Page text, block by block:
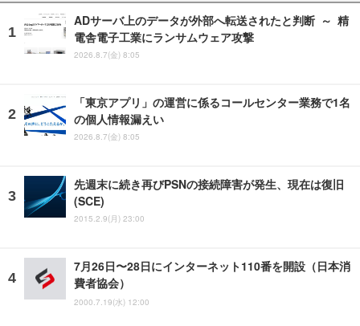
ADサーバ上のデータが外部へ転送されたと判断 ～ 精
電舎電子工業にランサムウェア攻撃
2026.8.7(金) 8:05
「東京アプリ」の運営に係るコールセンター業務で1名
の個人情報漏えい
2026.8.7(金) 8:05
先週末に続き再びPSNの接続障害が発生、現在は復旧
(SCE)
2015.2.9(月) 23:00
7月26日〜28日にインターネット110番を開設（日本消
費者協会）
2000.7.19(水) 12:00